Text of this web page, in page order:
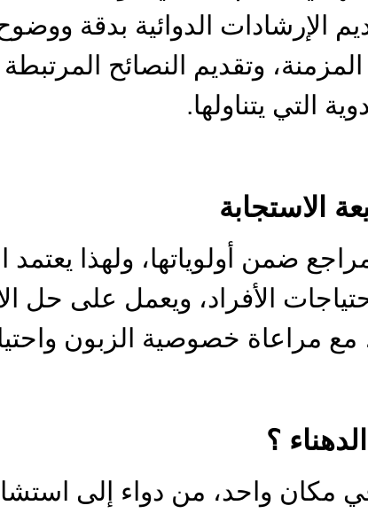
الإرشادات الدوائية بدقة
وتقديم النصائح المرتبطة
التي يتناولها.
الاستجابة
ضمن أولوياتها، ولهذا
الأفراد، ويعمل على حل
مراعاة خصوصية الزبون
؟
مكان واحد، من دواء إلى